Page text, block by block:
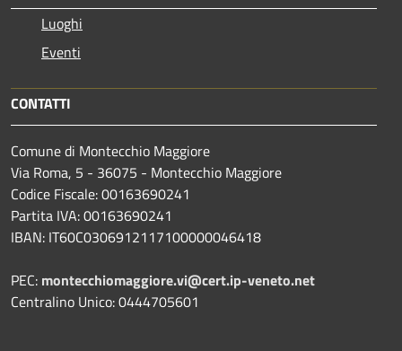
Luoghi
Eventi
CONTATTI
Comune di Montecchio Maggiore
Via Roma, 5 - 36075 - Montecchio Maggiore
Codice Fiscale: 00163690241
Partita IVA: 00163690241
IBAN: IT60C0306912117100000046418
PEC: montecchiomaggiore.vi@cert.ip-veneto.net
Centralino Unico: 0444705601